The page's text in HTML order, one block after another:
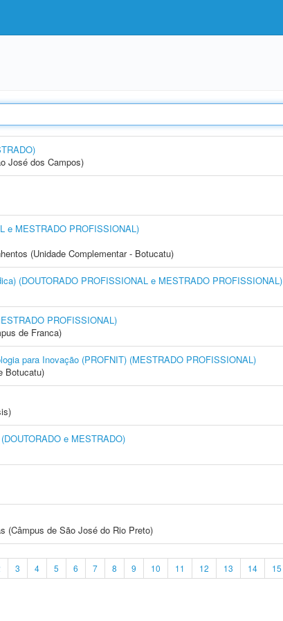
José dos Campos)
e MESTRADO PROFISSIONAL)
(Unidade Complementar - Botucatu)
(DOUTORADO PROFISSIONAL e MESTRADO PROFISSIONAL)
PROFISSIONAL)
de Franca)
para Inovação (PROFNIT) (MESTRADO PROFISSIONAL)
Botucatu)
e MESTRADO)
(Câmpus de São José do Rio Preto)
3 4 5 6 7 8 9 10 11 12 13 14 15